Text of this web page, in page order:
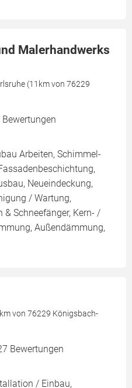
Malerhandwerks
(11km von 76229
Arbeiten, Schimmel-
Neueindeckung,
/ Wartung,
Schneefänger, Kern- /
Außendämmung,
von 76229 Königsbach-
Bewertungen
/ Einbau,